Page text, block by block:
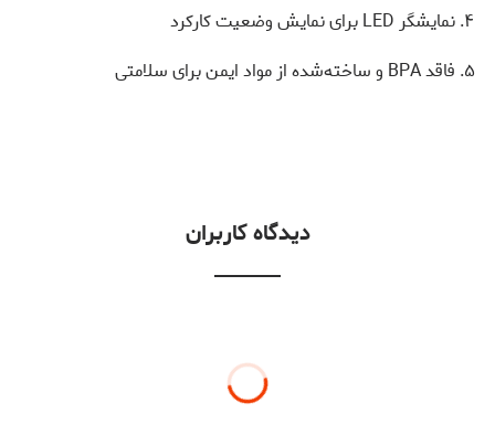
نمایشگر LED برای نمایش وضعیت کارکرد
فاقد BPA و ساخته‌شده از مواد ایمن برای سلامتی
دیدگاه کاربران